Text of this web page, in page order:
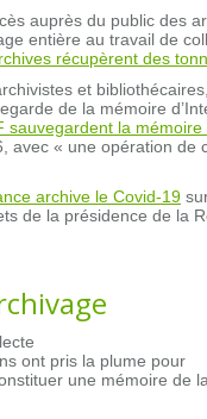
auprès du public des
entière au travail de
récupèrent des
et
de la mémoire
sauvegardent la
avec « une opération
archive le Covid-19
de la présidence de la
ont pris la plume pour
une mémoire de la